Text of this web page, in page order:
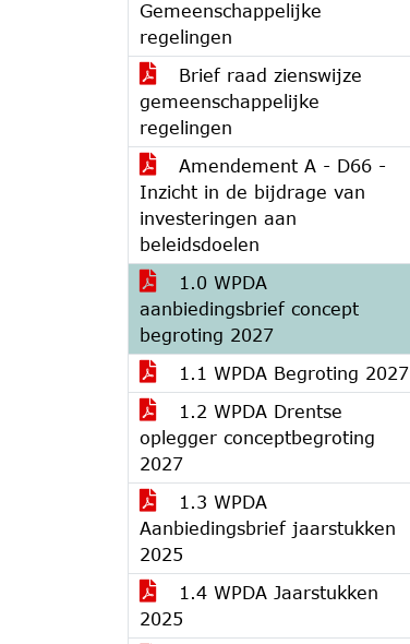
Gemeenschappelijke
regelingen
Brief raad zienswijze
gemeenschappelijke
regelingen
Amendement A - D66 -
Inzicht in de bijdrage van
investeringen aan
beleidsdoelen
1.0 WPDA
aanbiedingsbrief concept
begroting 2027
1.1 WPDA Begroting 2027
1.2 WPDA Drentse
oplegger conceptbegroting
2027
1.3 WPDA
Aanbiedingsbrief jaarstukken
2025
1.4 WPDA Jaarstukken
2025